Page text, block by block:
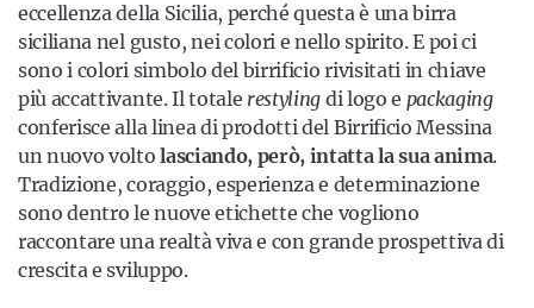
eccellenza della Sicilia, perché questa è una birra
siciliana nel gusto, nei colori e nello spirito. E poi ci
sono i colori simbolo del birrificio rivisitati in chiave
più accattivante. Il totale restyling di logo e packaging
conferisce alla linea di prodotti del Birrificio Messina
un nuovo voltolasciando, però, intatta la sua anima.
Tradizione, coraggio, esperienza e determinazione
sono dentro le nuove etichette che vogliono
raccontare una realtà viva e con grande prospettiva di
crescita e sviluppo.